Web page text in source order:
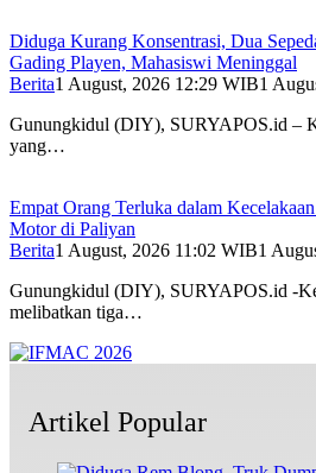
Diduga Kurang Konsentrasi, Dua
Gading Playen, Mahasiswi Meninggal
Berita1 August, 2026 12:29 WIB1
Gunungkidul (DIY), SURYAPOS.id –
yang…
Empat Orang Terluka dalam
Motor di Paliyan
Berita1 August, 2026 11:02 WIB1
Gunungkidul (DIY), SURYAPOS.id -
melibatkan tiga…
Artikel Popular